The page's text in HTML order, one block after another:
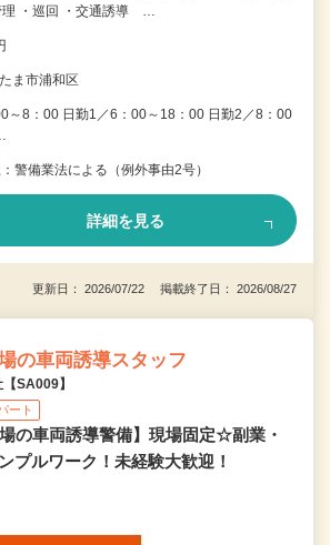
理 ・巡回 ・交通誘導 …
ま市浦和区
～8：00 日勤1／6：00～18：00 日勤2／8：00
警備業法による（例外事由2号）
詳細を見る
更新日： 2026/07/22 掲載終了日： 2026/08/27
の車両誘導スタッフ
SA009】
ート
の車両誘導警備】現場固定☆副業・
プルワーク！未経験大歓迎！